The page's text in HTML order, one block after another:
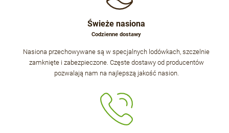
Świeże nasiona
Codzienne dostawy
Nasiona przechowywane są w specjalnych lodówkach, szczelnie
zamknięte i zabezpieczone. Częste dostawy od producentów
pozwalają nam na najlepszą jakość nasion.